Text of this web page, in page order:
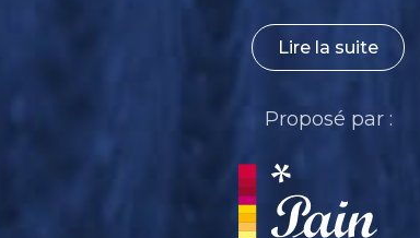
Lire la suite
Proposé par :